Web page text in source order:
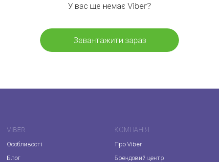
У вас ще немає Viber?
Завантажити зараз
VIBER
Особливості
Блог
КОМПАНІЯ
Про Viber
Брендовий центр